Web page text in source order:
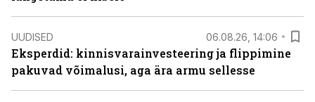
UUDISED 06.08.26, 14:06
Eksperdid: kinnisvarainvesteering ja flippimine
pakuvad võimalusi, aga ära armu sellesse